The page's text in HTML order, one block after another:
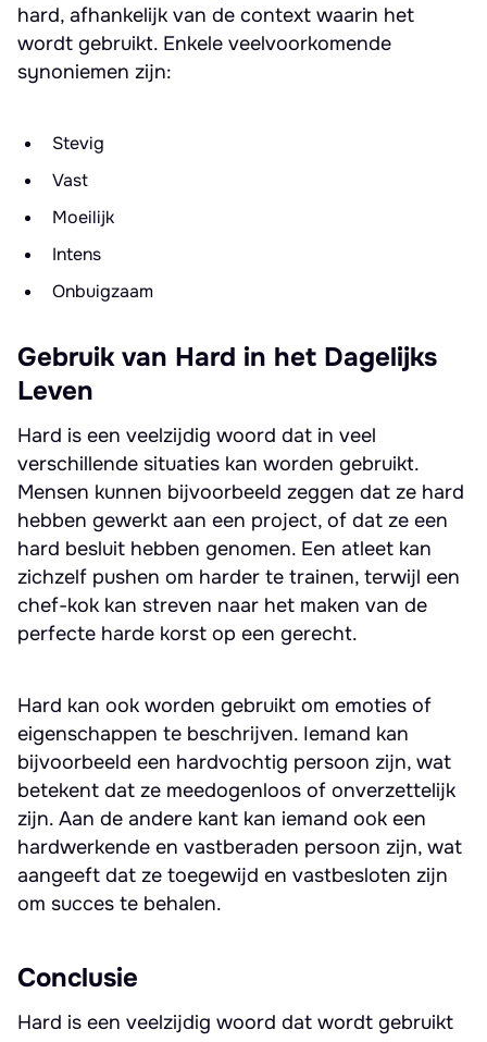
hard, afhankelijk van de context waarin het
wordt gebruikt. Enkele veelvoorkomende
synoniemen zijn:
Stevig
Vast
Moeilijk
Intens
Onbuigzaam
Gebruik van Hard in het Dagelijks
Leven
Hard is een veelzijdig woord dat in veel
verschillende situaties kan worden gebruikt.
Mensen kunnen bijvoorbeeld zeggen dat ze hard
hebben gewerkt aan een project, of dat ze een
hard besluit hebben genomen. Een atleet kan
zichzelf pushen om harder te trainen, terwijl een
chef-kok kan streven naar het maken van de
perfecte harde korst op een gerecht.
Hard kan ook worden gebruikt om emoties of
eigenschappen te beschrijven. Iemand kan
bijvoorbeeld een hardvochtig persoon zijn, wat
betekent dat ze meedogenloos of onverzettelijk
zijn. Aan de andere kant kan iemand ook een
hardwerkende en vastberaden persoon zijn, wat
aangeeft dat ze toegewijd en vastbesloten zijn
om succes te behalen.
Conclusie
Hard is een veelzijdig woord dat wordt gebruikt